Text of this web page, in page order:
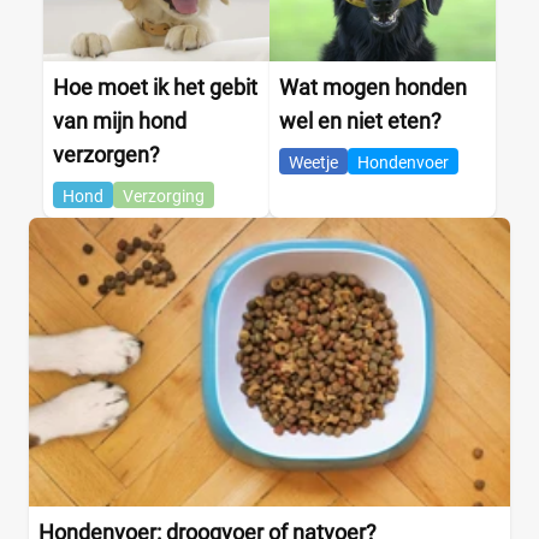
Bichon Frise
Bulldog
Cavlier King Charles
Chihuahua (0)
Cocker
▼ +21 meer
Voedingsbehoefte
Artrose
Hoe moet ik het gebit
van mijn hond
verzorgen?
Hond Verzorging
Wat mogen honden
wel en niet eten?
Weetje Hondenvoer
Hondenvoer: droogvoer of natvoer?